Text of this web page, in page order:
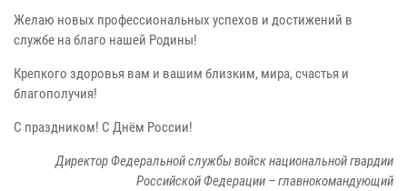
Желаю новых профессиональных успехов и достижений в
службе на благо нашей Родины!
Крепкого здоровья вам и вашим близким, мира, счастья и
благополучия!
С праздником! С Днём России!
Директор Федеральной службы войск национальной гвардии
Российской Федерации – главнокомандующий